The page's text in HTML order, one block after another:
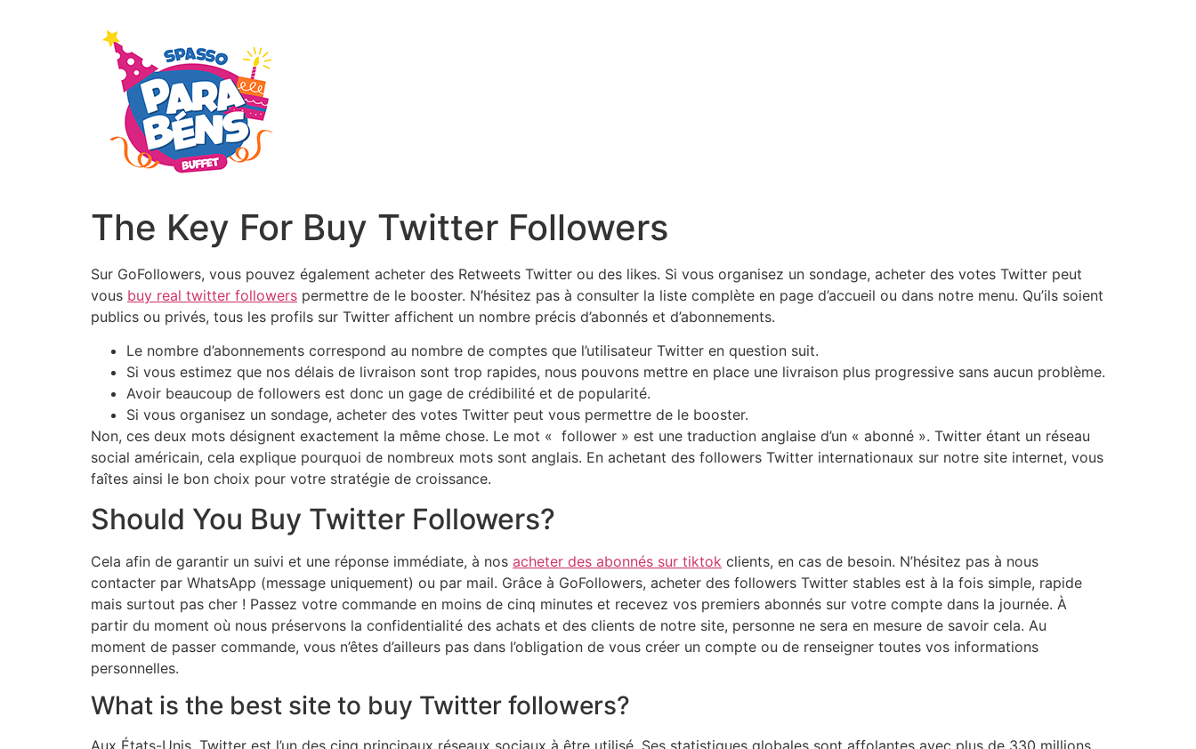
The Key For Buy Twitter Followers
Sur GoFollowers, vous pouvez également acheter des Retweets Twitter ou des likes. Si vous organisez un sondage, acheter des votes Twitter peut
vous buy real twitter followers permettre de le booster. N’hésitez pas à consulter la liste complète en page d’accueil ou dans notre menu. Qu’ils soient
publics ou privés, tous les profils sur Twitter affichent un nombre précis d’abonnés et d’abonnements.
Le nombre d’abonnements correspond au nombre de comptes que l’utilisateur Twitter en question suit.
Si vous estimez que nos délais de livraison sont trop rapides, nous pouvons mettre en place une livraison plus progressive sans aucun problème.
Avoir beaucoup de followers est donc un gage de crédibilité et de popularité.
Si vous organisez un sondage, acheter des votes Twitter peut vous permettre de le booster.
Non, ces deux mots désignent exactement la même chose. Le mot « follower » est une traduction anglaise d’un « abonné ». Twitter étant un réseau
social américain, cela explique pourquoi de nombreux mots sont anglais. En achetant des followers Twitter internationaux sur notre site internet, vous
faîtes ainsi le bon choix pour votre stratégie de croissance.
Should You Buy Twitter Followers?
Cela afin de garantir un suivi et une réponse immédiate, à nos acheter des abonnés sur tiktok clients, en cas de besoin. N’hésitez pas à nous
contacter par WhatsApp (message uniquement) ou par mail. Grâce à GoFollowers, acheter des followers Twitter stables est à la fois simple, rapide
mais surtout pas cher ! Passez votre commande en moins de cinq minutes et recevez vos premiers abonnés sur votre compte dans la journée. À
partir du moment où nous préservons la confidentialité des achats et des clients de notre site, personne ne sera en mesure de savoir cela. Au
moment de passer commande, vous n’êtes d’ailleurs pas dans l’obligation de vous créer un compte ou de renseigner toutes vos informations
personnelles.
What is the best site to buy Twitter followers?